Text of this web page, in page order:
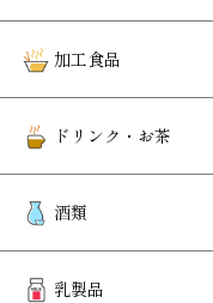
加工食品
ドリンク・お茶
酒類
乳製品